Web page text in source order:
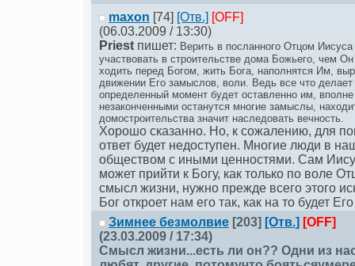
maxon [74] [Отв.] [OFF]
(06.03.2009 / 13:30)
Priest пишет: Верить в посланного Отцом
участвовать в строительстве дома Божьего, чем
ходить перед Богом, жить Бога, наполнятся Им,
движении Его замыслов, воли. Ведь все что
определенный момент будет оставленно им, вполне
незаконченными останутся многие замыслы,
домостроительства значит наследовать вечность.
Хорошо сказанно. Но, к сожалению, для
ответ будет недоступен. Многие люди в
обществом с иными ценностями. Сам
может прийти к Богу, как только по воле
смысл жизни, нужно прежде всего этого
Бог откроет нам его так, как на то будет
Зимнее безмолвие [203] [Отв.] [OFF]
(23.03.2009 / 17:34)
Смысл жизни...есть ли он?? Одни из